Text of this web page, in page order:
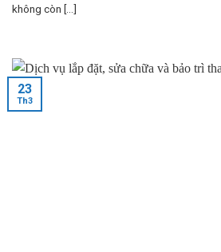
không còn [...]
23
Th3